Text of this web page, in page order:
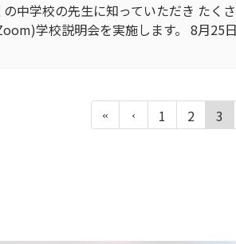
中学校の先生に知っていただき たく
学校説明会を実施します。 8月25
1 2 3